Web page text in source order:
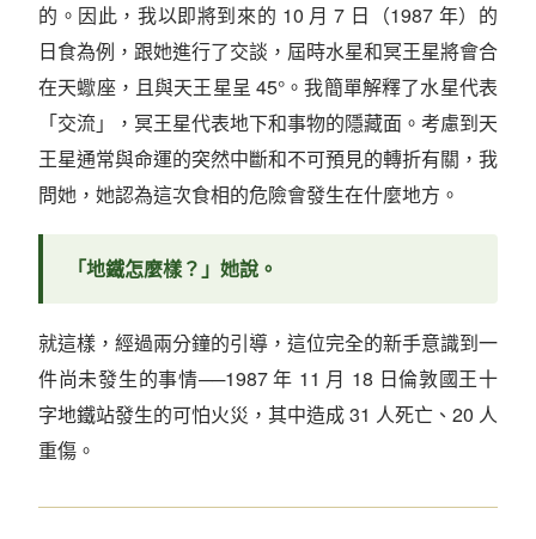
的。因此，我以即將到來的 10 月 7 日（1987 年）的
日食為例，跟她進行了交談，屆時水星和冥王星將會合
在天蠍座，且與天王星呈 45°。我簡單解釋了水星代表
「交流」，冥王星代表地下和事物的隱藏面。考慮到天
王星通常與命運的突然中斷和不可預見的轉折有關，我
問她，她認為這次食相的危險會發生在什麼地方。
「地鐵怎麼樣？」她說。
就這樣，經過兩分鐘的引導，這位完全的新手意識到一
件尚未發生的事情──1987 年 11 月 18 日倫敦國王十
字地鐵站發生的可怕火災，其中造成 31 人死亡、20 人
重傷。